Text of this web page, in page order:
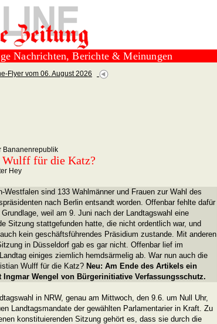
Nachrichten, Berichte & Meinungen
Flyer vom 06. August 2026
Bananenrepublik
Wulff für die Katz?
Hey
Westfalen sind 133 Wahlmänner und Frauen zur Wahl des
nach Berlin entsandt worden. Offenbar fehlte dafür
weil am 9. Juni nach der Landtagswahl eine
Sitzung stattgefunden hatte, die nicht ordentlich war, und
kein geschäftsführendes Präsidium zustande. Mit anderen
in Düsseldorf gab es gar nicht. Offenbar lief im
einiges ziemlich hemdsärmelig ab. War nun auch die
Wulff für die Katz? Neu: Am Ende des Artikels ein
Ingmar Wengel von Bürgerinitiative Verfassungsschutz.
in NRW, genau am Mittwoch, den 9.6. um Null Uhr,
Landtagsmandate der gewählten Parlamentarier in Kraft. Zu
konstituierenden Sitzung gehört es, dass sie durch die